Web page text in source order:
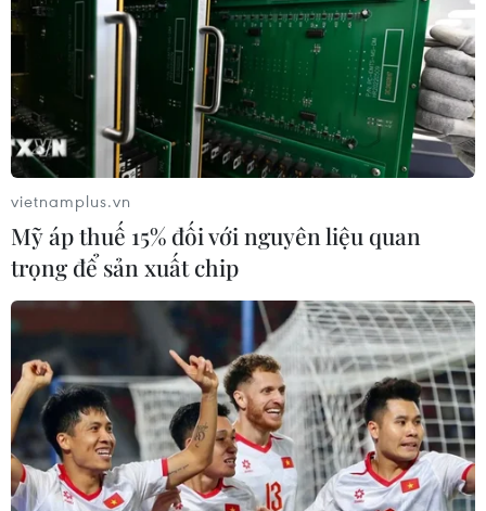
Dự án cầu Đuống mới với tổng vốn đầu tư hơn 1.800 tỷ đồng
đang được các đơn vị thi công đẩy nhanh tiến độ, đặt mục tiêu
thông xe vào giữa tháng 9/2026. (Ảnh: Hoài Nam/Vietnam+)
Vào tháng 9/2026, Hà Nội dự kiến chính thức tháo dỡ cầu
vietnamplus.vn
Mỹ áp thuế 15% đối với nguyên liệu quan
trọng để sản xuất chip